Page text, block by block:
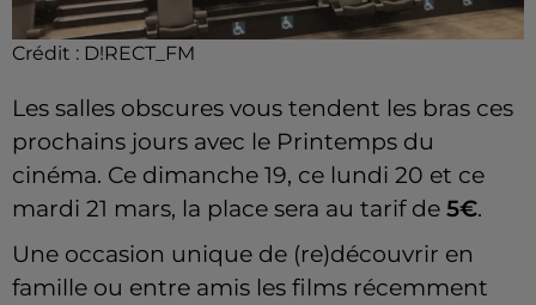
Crédit : D!RECT_FM
Les salles obscures vous tendent les bras ces
prochains jours avec le Printemps du
cinéma. Ce dimanche 19, ce lundi 20 et ce
mardi 21 mars, la place sera au tarif de 5€.
Une occasion unique de (re)découvrir en
famille ou entre amis les films récemment